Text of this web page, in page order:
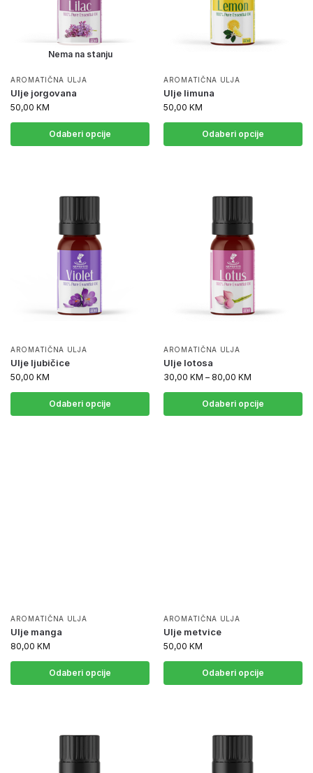
Nema na stanju
AROMATIČNA ULJA
Ulje jorgovana
50,00 KM
Odaberi opcije
AROMATIČNA ULJA
Ulje limuna
50,00 KM
Odaberi opcije
AROMATIČNA ULJA
Ulje ljubičice
50,00 KM
Odaberi opcije
AROMATIČNA ULJA
Ulje lotosa
30,00 KM – 80,00 KM
Odaberi opcije
AROMATIČNA ULJA
Ulje manga
80,00 KM
Odaberi opcije
AROMATIČNA ULJA
Ulje metvice
50,00 KM
Odaberi opcije